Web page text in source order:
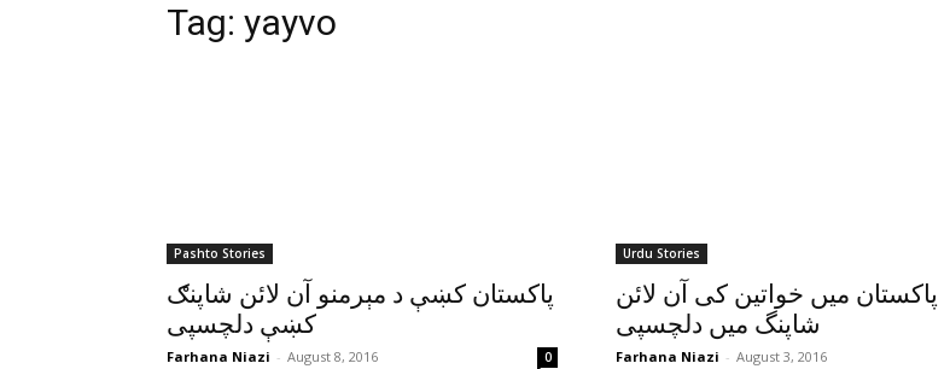
Tag: yayvo
Pashto Stories
پاکستان کښې د مېرمنو آن لائن شاپنګ
کښې دلچسپى
Farhana Niazi - August 8, 2016 0
Urdu Stories
پاکستان میں خواتین کی آن لائن
شاپنگ میں دلچسپی
Farhana Niazi - August 3, 2016